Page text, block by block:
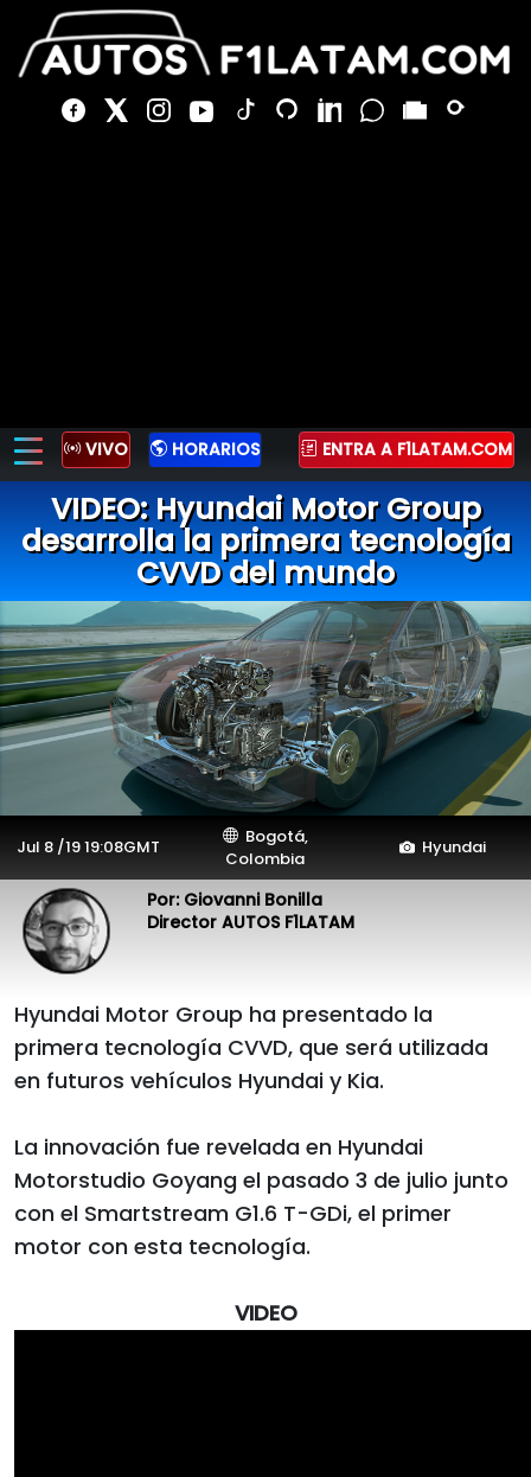
VIVO HORARIOS ENTRA A F1LATAM.COM
VIDEO: Hyundai Motor Group
desarrolla la primera tecnología
CVVD del mundo
Jul 8 /19 19:08GMT
Bogotá,
Colombia
Hyundai
Por: Giovanni Bonilla
Director AUTOS F1LATAM
Hyundai Motor Group ha presentado la
primera tecnología CVVD, que será utilizada
en futuros vehículos Hyundai y Kia.
La innovación fue revelada en Hyundai
Motorstudio Goyang el pasado 3 de julio junto
con el Smartstream G1.6 T-GDi, el primer
motor con esta tecnología.
VIDEO